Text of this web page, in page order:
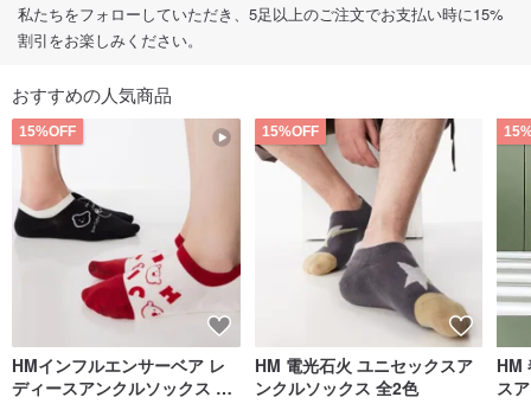
私たちをフォローしていただき、5足以上のご注文でお支払い時に15%
割引をお楽しみください。
おすすめの人気商品
15%OFF
HMインフルエンサーベア レ
ディースアンクルソックス 3
15%OFF
HM 電光石火 ユニセックスア
ンクルソックス 全2色
HM
ス